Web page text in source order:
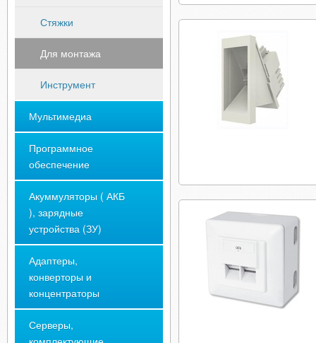
Стяжки
Для монтажа
Инструмент
Мультимедиа
Программное
обеспечение
Акуммуляторы ( АКБ
), зарядные
устройства (ЗУ)
Адаптеры,
конверторы и
концентраторы
Серверы,